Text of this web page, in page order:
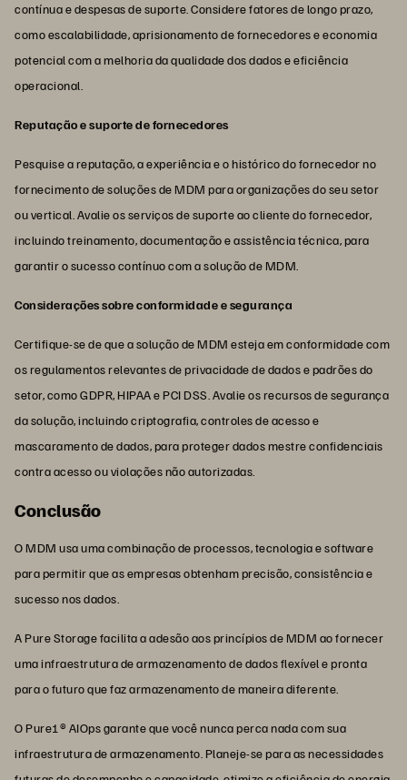
contínua e despesas de suporte. Considere fatores de longo prazo,
como escalabilidade, aprisionamento de fornecedores e economia
potencial com a melhoria da qualidade dos dados e eficiência
operacional.
Reputação e suporte de fornecedores
Pesquise a reputação, a experiência e o histórico do fornecedor no
fornecimento de soluções de MDM para organizações do seu setor
ou vertical. Avalie os serviços de suporte ao cliente do fornecedor,
incluindo treinamento, documentação e assistência técnica, para
garantir o sucesso contínuo com a solução de MDM.
Considerações sobre conformidade e segurança
Certifique-se de que a solução de MDM esteja em conformidade com
os regulamentos relevantes de privacidade de dados e padrões do
setor, como GDPR, HIPAA e PCI DSS. Avalie os recursos de segurança
da solução, incluindo criptografia, controles de acesso e
mascaramento de dados, para proteger dados mestre confidenciais
contra acesso ou violações não autorizadas.
Conclusão
O MDM usa uma combinação de processos, tecnologia e software
para permitir que as empresas obtenham precisão, consistência e
sucesso nos dados.
A Pure Storage facilita a adesão aos princípios de MDM ao fornecer
uma infraestrutura de armazenamento de dados flexível e pronta
para o futuro que faz armazenamento de maneira diferente.
O Pure1® AIOps garante que você nunca perca nada com sua
infraestrutura de armazenamento. Planeje-se para as necessidades